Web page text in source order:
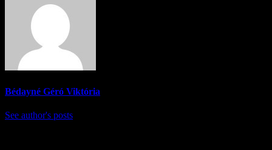
Bédayné Géró Viktória
See author's posts